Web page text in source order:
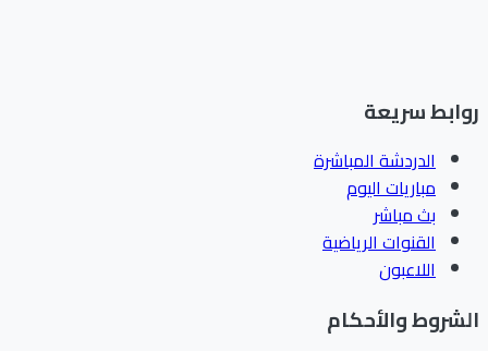
سريعة
الدردشة المباشرة
مباريات اليوم
بث مباشر
القنوات الرياضية
اللاعبون
والأحكام